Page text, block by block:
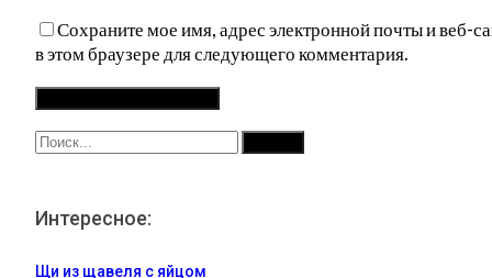
Сохраните мое имя, адрес электронной почты и веб-
в этом браузере для следующего комментария.
Интересное:
Щи из щавеля с яйцом